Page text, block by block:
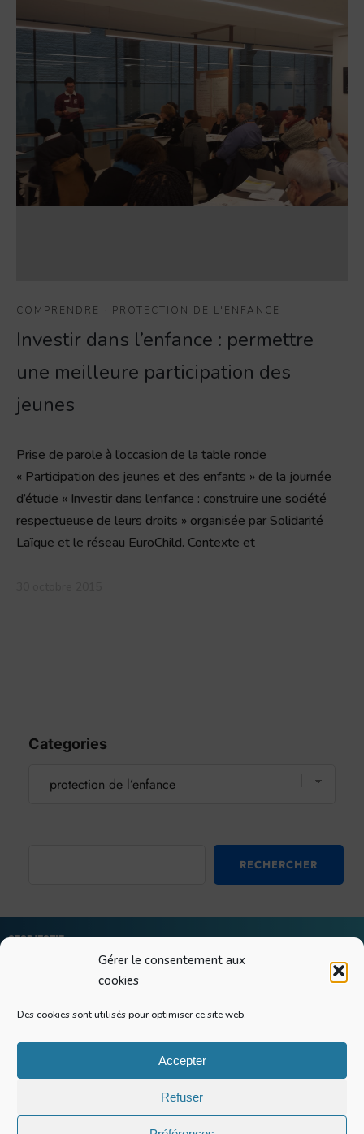
Gérer le consentement aux
cookies
Des cookies sont utilisés pour optimiser ce site web.
Accepter
Refuser
COMPRENDRE · PROTECTION DE L'ENFANCE
Investir dans l’enfance : permettre
une meilleure participation des
jeunes
Prise de parole à l’occasion de la table ronde
« Participation des jeunes et des enfants » de la journée
d’étude « Investir dans l’enfance : construire une société
respectueuse de leurs droits » organisée par Solidarité
Laïque et le réseau EuroChild. Contexte et
Categories
RECHERCHER
Geobjectif
SIRET : 90536968200018
Raccourcis